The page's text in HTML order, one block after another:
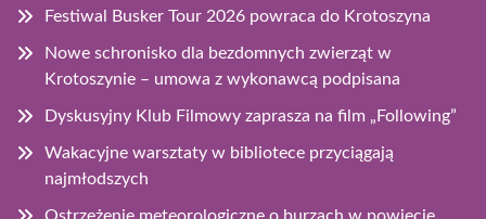
Festiwal Busker Tour 2026 powraca do Krotoszyna
Nowe schronisko dla bezdomnych zwierząt w
Krotoszynie – umowa z wykonawcą podpisana
Dyskusyjny Klub Filmowy zaprasza na film „Following”
Wakacyjne warsztaty w bibliotece przyciągają
najmłodszych